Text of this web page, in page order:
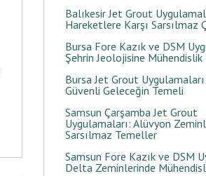
Balıkesir Jet Grout
Hareketlere Karşı Sarsılmaz
Bursa Fore Kazık ve DSM
Şehrin Jeolojisine
Bursa Jet Grout
Güvenli Geleceğin Temeli
Samsun Çarşamba Jet Grout
Uygulamaları: Alüvyon
Sarsılmaz Temeller
Samsun Fore Kazık ve DSM
Delta Zeminlerinde